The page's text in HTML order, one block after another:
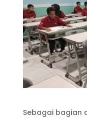
Sebagai bagian